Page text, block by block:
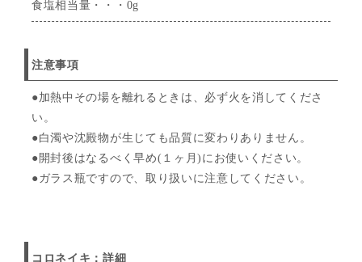
食塩相当量・・・0g
注意事項
●加熱中その場を離れるときは、必ず火を消してくださ
い。
●白濁や沈殿物が生じても品質に変わりありません。
●開封後はなるべく早め(１ヶ月)にお使いください。
●ガラス瓶ですので、取り扱いに注意してください。
コロネイキ：詳細